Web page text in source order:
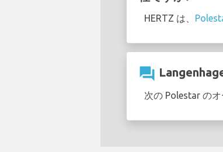
HERTZ は、
question_answer
次の Polestar の